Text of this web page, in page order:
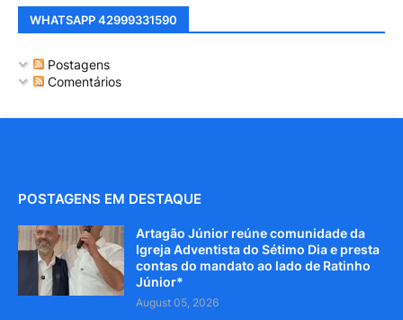
WHATSAPP 42999331590
Postagens
Comentários
POSTAGENS EM DESTAQUE
Artagão Júnior reúne comunidade da
Igreja Adventista do Sétimo Dia e presta
contas do mandato ao lado de Ratinho
Júnior*
August 05, 2026